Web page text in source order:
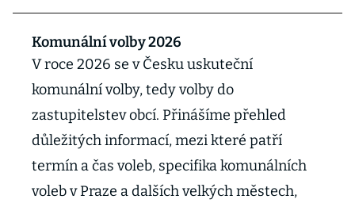
Komunální volby 2026
V roce 2026 se v Česku uskuteční
komunální volby, tedy volby do
zastupitelstev obcí. Přinášíme přehled
důležitých informací, mezi které patří
termín a čas voleb, specifika komunálních
voleb v Praze a dalších velkých městech,